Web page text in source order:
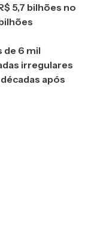
5,7 bilhões no
de 6 mil
irregulares
após